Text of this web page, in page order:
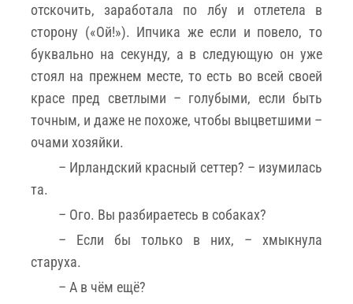
отскочить, заработала по лбу и отлетела в
сторону («Ой!»). Ипчика же если и повело, то
буквально на секунду, а в следующую он уже
стоял на прежнем месте, то есть во всей своей
красе пред светлыми – голубыми, если быть
точным, и даже не похоже, чтобы выцветшими –
очами хозяйки.
– Ирландский красный сеттер? – изумилась
та.
– Ого. Вы разбираетесь в собаках?
– Если бы только в них, – хмыкнула
старуха.
– А в чём ещё?